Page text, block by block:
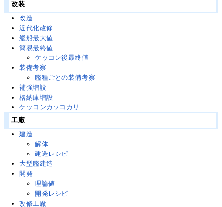
改装
改造
近代化改修
艦船最大値
簡易最終値
ケッコン後最終値
装備考察
艦種ごとの装備考察
補強増設
格納庫増設
ケッコンカッコカリ
工廠
建造
解体
建造レシピ
大型艦建造
開発
理論値
開発レシピ
改修工廠